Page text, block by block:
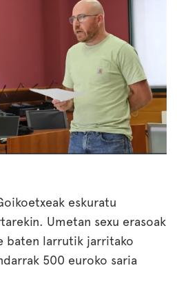
eskuratu
Umetan sexu erasoak
baten larrutik jarritako
500 euroko saria